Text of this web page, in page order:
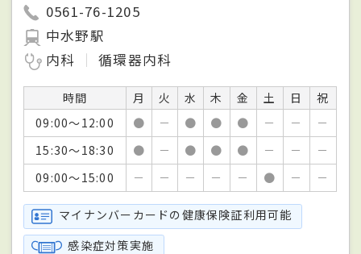
0561-76-1205
中水野駅
内科
循環器内科
時間 月 火 水 木 金 土 日
祝
09:00～12:00
● － ● ● ● － －
－
15:30～18:30
● － ● ● ● － －
－
09:00～15:00
－ － － － － ● － －
マイナンバーカードの健康保険証利用可能
感染症対策実施